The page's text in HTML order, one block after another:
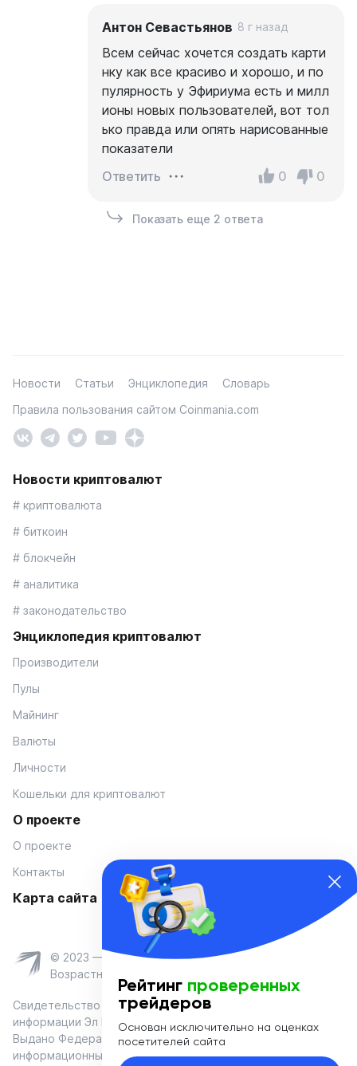
Антон Севастьянов 8 г назад
Всем сейчас хочется создать карти
нку как все красиво и хорошо, и по
пулярность у Эфириума есть и милл
ионы новых пользователей, вот тол
ько правда или опять нарисованные
показатели
Ответить
0 0
Показать еще 2 ответа
Новости Статьи Энциклопедия
Словарь
Правила пользования сайтом Coinmania.com
Новости криптовалют
# криптовалюта
# биткоин
# блокчейн
# аналитика
# законодательство
Энциклопедия криптовалют
Производители
Пулы
Майнинг
Валюты
Личности
Кошельки для криптовалют
О проекте
О проекте
Контакты
Карта сайта
© 2023 — Coinmania
Возрастное ограничение 16+
Свидетельство о регистрации средства массовой
информации Эл № ФС 77-74908 от «25» января 2019 г.
Выдано Федеральной службой по надзору в сфере связи,
информационных технологий и массовых коммуникаций
Рейтинг проверенных
трейдеров
Основан исключительно на оценках
посетителей сайта